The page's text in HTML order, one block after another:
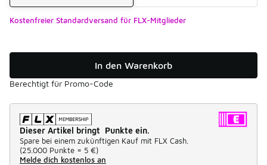
Kostenfreier Standardversand für FLX-Mitglieder
In den Warenkorb
Berechtigt für Promo-Code
Dieser Artikel bringt Punkte ein.
Spare bei einem zukünftigen Kauf mit FLX Cash.
(25.000 Punkte = 5 €)
Melde dich kostenlos an